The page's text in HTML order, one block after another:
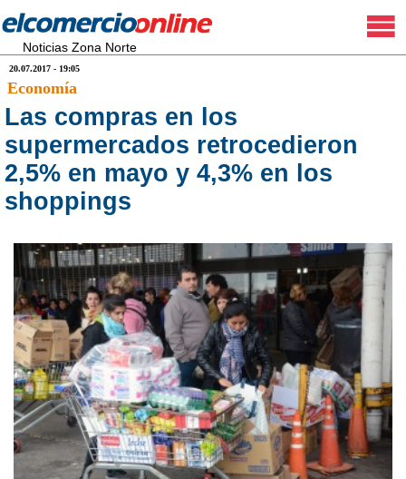
Noticias Zona Norte
20.07.2017 - 19:05
Economía
Las compras en los
supermercados retrocedieron
2,5% en mayo y 4,3% en los
shoppings